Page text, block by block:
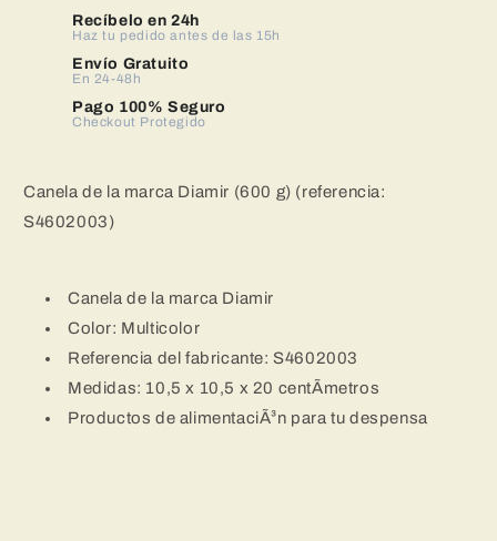
marca
Diamir
(600
(referencia:
S4602003)
marca
Diamir
(600
(referencia:
S4602003)
Recíbelo en 24h
Haz tu pedido antes de las 15h
Envío Gratuito
En 24-48h
Pago 100% Seguro
Checkout Protegido
Canela de la marca Diamir (600 g) (referencia:
S4602003)
Canela de la marca Diamir
Color: Multicolor
Referencia del fabricante: S4602003
Medidas: 10,5 x 10,5 x 20 centÃ­metros
Productos de alimentaciÃ³n para tu despensa